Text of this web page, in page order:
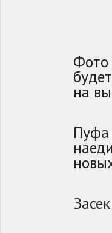
Фото
на
Пуфа